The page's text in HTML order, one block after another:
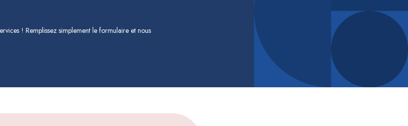
! Remplissez simplement le formulaire et nous